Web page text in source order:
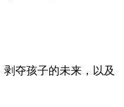
夺孩子的未来，以及